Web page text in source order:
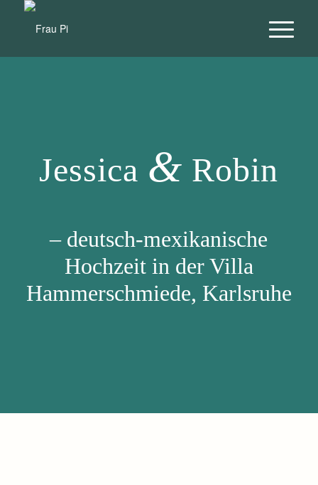
Jessica & Robin
– deutsch-mexikanische
Hochzeit in der Villa
Hammerschmiede, Karlsruhe